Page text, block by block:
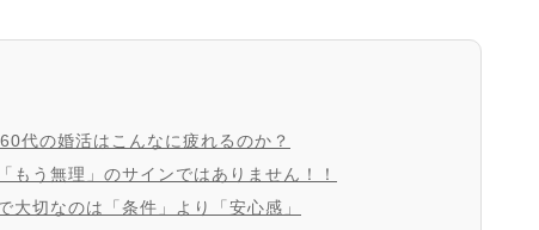
代の婚活はこんなに疲れるのか？
もう無理」のサインではありません！！
大切なのは「条件」より「安心感」